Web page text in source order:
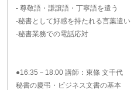
- 尊敬語・謙譲語・丁寧語を遣う
-秘書として好感を持たれる言葉遣い
-秘書業務での電話応対
●16:35－18:00 講師：東條 文千代
秘書の慶弔・ビジネス文書の基本